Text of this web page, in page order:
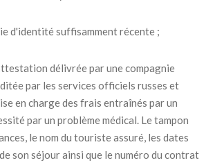
d'identité suffisamment récente ;
délivrée par une compagnie
par les services officiels russes et
en charge des frais entraînés par un
par un problème médical. Le tampon
le nom du touriste assuré, les dates
son séjour ainsi que le numéro du contrat